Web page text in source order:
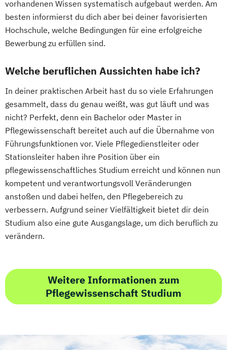
vorhandenen Wissen systematisch aufgebaut werden. Am
besten informierst du dich aber bei deiner favorisierten
Hochschule, welche Bedingungen für eine erfolgreiche
Bewerbung zu erfüllen sind.
Welche beruflichen Aussichten habe ich?
In deiner praktischen Arbeit hast du so viele Erfahrungen
gesammelt, dass du genau weißt, was gut läuft und was
nicht? Perfekt, denn ein Bachelor oder Master in
Pflegewissenschaft bereitet auch auf die Übernahme von
Führungsfunktionen vor. Viele Pflegedienstleiter oder
Stationsleiter haben ihre Position über ein
pflegewissenschaftliches Studium erreicht und können nun
kompetent und verantwortungsvoll Veränderungen
anstoßen und dabei helfen, den Pflegebereich zu
verbessern. Aufgrund seiner Vielfältigkeit bietet dir dein
Studium also eine gute Ausgangslage, um dich beruflich zu
verändern.
Weitere Informationen zum
Pflegewissenschaft Studium